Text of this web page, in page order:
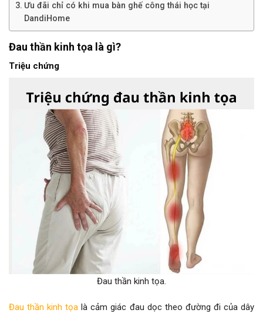
Ưu đãi chỉ có khi mua bàn ghế công thái học tại
DandiHome
Đau thần kinh tọa là gì?
Triệu chứng
Đau thần kinh tọa.
Đau thần kinh tọa là cảm giác đau dọc theo đường đi của dây